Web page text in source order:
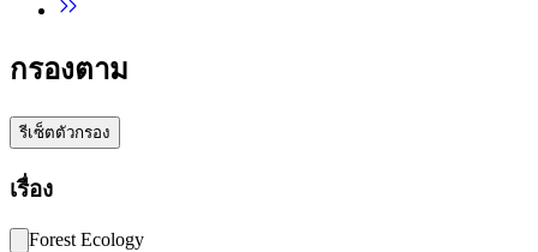
กรองตาม
รีเซ็ตตัวกรอง
เรื่อง
Forest Ecology